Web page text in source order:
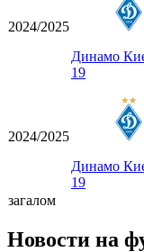
2024/2025
Динамо
19
2024/2025
Динамо
19
загалом
Новости на